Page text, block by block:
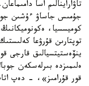
تاۋاراينالىم اسا
جۇمىس جاساۋ ءۇشىن
كوميسسيا،
توپتارىن قۇرۋعا
ينۆەستيتسيالىق قارجى
ەلىمىزدە بىرلەسكەن
قور قۇرامىز»، - دەپ